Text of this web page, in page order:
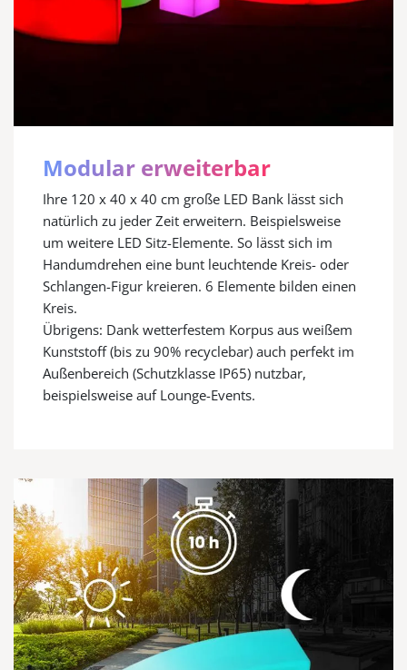
Modular erweiterbar
Ihre 120 x 40 x 40 cm große LED Bank lässt sich
natürlich zu jeder Zeit erweitern. Beispielsweise
um weitere LED Sitz-Elemente. So lässt sich im
Handumdrehen eine bunt leuchtende Kreis- oder
Schlangen-Figur kreieren. 6 Elemente bilden einen
Kreis.
Übrigens: Dank wetterfestem Korpus aus weißem
Kunststoff (bis zu 90% recyclebar) auch perfekt im
Außenbereich (Schutzklasse IP65) nutzbar,
beispielsweise auf Lounge-Events.